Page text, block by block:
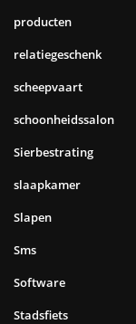
producten
relatiegeschenk
scheepvaart
schoonheidssalon
Sierbestrating
slaapkamer
Slapen
Sms
Software
Stadsfiets